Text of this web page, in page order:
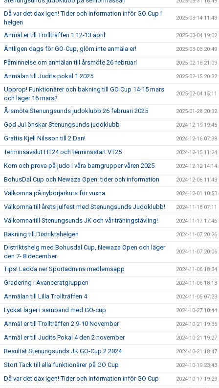
Då var det dax igen! Tider och information inför GO Cup i
helgen
2025-03-14 11:43
Anmäl er till Trollträffen 1 12-13 april 2025-03-04 19:02
Äntligen dags för GO-Cup, glöm inte anmäla er! 2025-03-03 20:49
Påminnelse om anmälan till årsmöte 26 februari 2025-02-16 21:09
Anmälan till Judits pokal 1 2025 2025-02-15 20:32
Upprop! Funktionärer och bakning till GO Cup 14-15 mars
och läger 16 mars?
2025-02-04 15:11
Årsmöte Stenungsunds judoklubb 26 februari 2025 2025-01-28 20:32
God Jul önskar Stenungsunds judoklubb 2024-12-19 19:45
Grattis Kjell Nilsson till 2 Dan! 2024-12-16 07:38
Terminsavslut HT24 och terminsstart VT25 2024-12-15 11:24
Kom och prova på judo i våra barngrupper våren 2025 2024-12-12 14:14
BohusDal Cup och Newaza Open: tider och information 2024-12-06 11:43
Välkomna på nybörjarkurs för vuxna 2024-12-01 10:53
Välkomna till årets julfest med Stenungsunds Judoklubb! 2024-11-18 07:11
Välkomna till Stenungsunds JK och vår träningstävling! 2024-11-17 17:46
Bakning till Distriktshelgen 2024-11-07 20:26
Distriktshelg med Bohusdal Cup, Newaza Open och läger
den 7- 8 december
2024-11-07 20:06
Tips! Ladda ner Sportadmins medlemsapp 2024-11-06 18:34
Gradering i Avanceratgruppen 2024-11-06 18:13
Anmälan till Lilla Trollträffen 4 2024-11-05 07:23
Lyckat läger i samband med GO-cup 2024-10-27 10:44
Anmäl er till Trollträffen 2 9-10 November 2024-10-21 19:35
Anmäl er till Judits Pokal 4 den 2 november 2024-10-21 19:27
Resultat Stenungsunds JK GO-Cup 2 2024 2024-10-21 18:47
Stort Tack till alla funktionärer på GO Cup 2024-10-19 23:43
Då var det dax igen! Tider och information inför GO Cup 2024-10-17 19:29